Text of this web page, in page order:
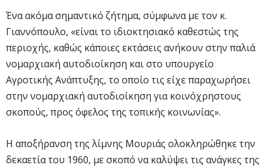
Ένα ακόμα σημαντικό ζήτημα, σύμφωνα με τον κ.
Γιαννόπουλο, «είναι το ιδιοκτησιακό καθεστώς της
περιοχής, καθώς κάποιες εκτάσεις ανήκουν στην παλιά
νομαρχιακή αυτοδιοίκηση και στο υπουργείο
Αγροτικής Ανάπτυξης, το οποίο τις είχε παραχωρήσει
στην νομαρχιακή αυτοδιοίκηση για κοινόχρηστους
σκοπούς, προς όφελος της τοπικής κοινωνίας».
Η αποξήρανση της λίμνης Μουριάς ολοκληρώθηκε την
δεκαετία του 1960, με σκοπό να καλύψει τις ανάγκες της